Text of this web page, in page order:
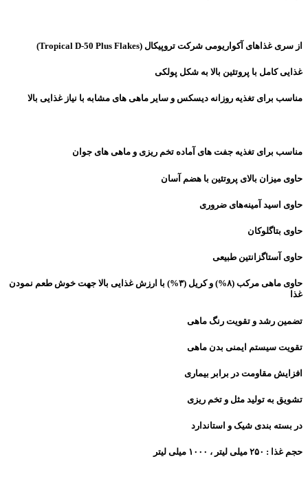
از سری غذاهای آکواریومی شرکت تروپیکال (Tropical D-50 Plus Flakes)
غذایی کامل با پروتئین بالا به شکل پولکی
مناسب برای تغذیه روزانه دیسکس و سایر ماهی های مشابه با نیاز غذایی بالا
مناسب برای تغذیه جفت های آماده تخم ریزی و ماهی های جوان
حاوی میزان بالای پروتئین با هضم آسان
حاوی اسید آمینه‌های ضروری
حاوی بتاگلوکان
حاوی آستاگزانتین طبیعی
حاوی ماهی مرکب (۸%) و کریل (۳%) با ارزش غذایی بالا جهت خوش طعم نمودن
غذا
تضمین رشد و تقویت رنگ ماهی
تقویت سیستم ایمنی بدن ماهی
افزایش مقاومت در برابر بیماری
تشویق به تولید مثل و تخم ریزی
در بسته بندی شیک و استاندارد
حجم غذا : ۲۵۰ میلی لیتر ، ۱۰۰۰ میلی لیتر